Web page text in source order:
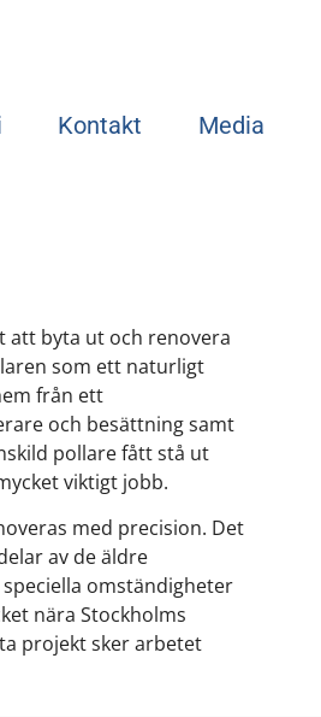
Kontakt Media
att byta ut och renovera
som ett naturligt
från ett
och besättning samt
pollare fått stå ut
viktigt jobb.
med precision. Det
av de äldre
omständigheter
nära Stockholms
projekt sker arbetet